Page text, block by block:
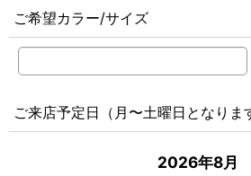
ご希望カラー/サイズ
ご来店予定日（月〜土曜日となりま
2026年8月